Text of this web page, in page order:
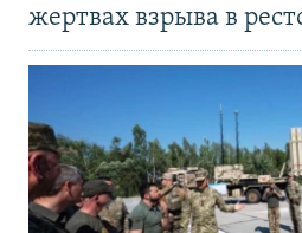
жертвах взрыва в